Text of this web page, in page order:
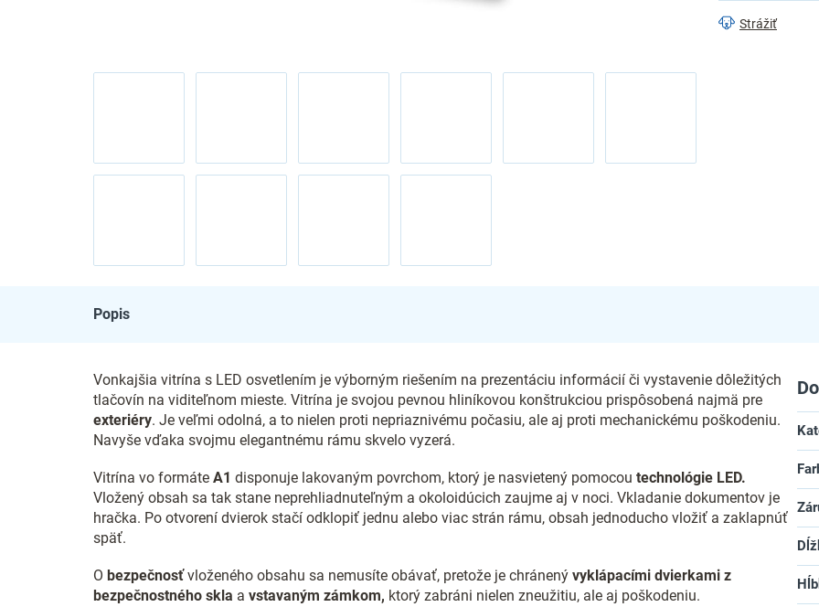
Strážiť
Popis
Vonkajšia vitrína s LED osvetlením je výborným riešením na prezentáciu informácií či vystavenie dôležitých
tlačovín na viditeľnom mieste. Vitrína je svojou pevnou hliníkovou konštrukciou prispôsobená najmä pre
exteriéry. Je veľmi odolná, a to nielen proti nepriaznivému počasiu, ale aj proti mechanickému poškodeniu.
Navyše vďaka svojmu elegantnému rámu skvelo vyzerá.
Vitrína vo formáte A1 disponuje lakovaným povrchom, ktorý je nasvietený pomocou technológie LED.
Vložený obsah sa tak stane neprehliadnuteľným a okoloidúcich zaujme aj v noci. Vkladanie dokumentov je
hračka. Po otvorení dvierok stačí odklopiť jednu alebo viac strán rámu, obsah jednoducho vložiť a zaklapnúť
späť.
O bezpečnosťvloženého obsahu sa nemusíte obávať, pretože je chránený vyklápacími dvierkami z
bezpečnostného skla a vstavaným zámkom, ktorý zabráni nielen zneužitiu, ale aj poškodeniu.